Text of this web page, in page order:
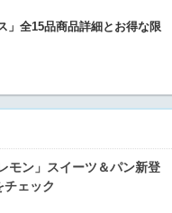
」全15品商品詳細とお得な限
モン」スイーツ＆パン新登
ェック